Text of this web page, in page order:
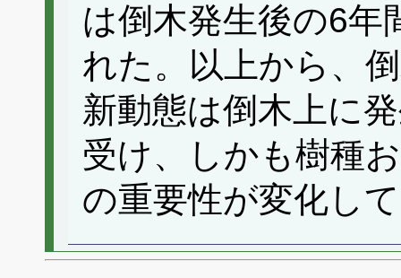
は倒木発生後の6年
れた。以上から、
新動態は倒木上に
受け、しかも樹種
の重要性が変化し